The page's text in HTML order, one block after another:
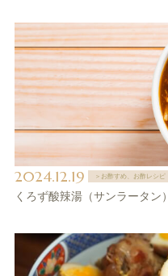
2024.12.19 ＞お酢すめ、お酢レシピ
くろず酸辣湯（サンラータン）